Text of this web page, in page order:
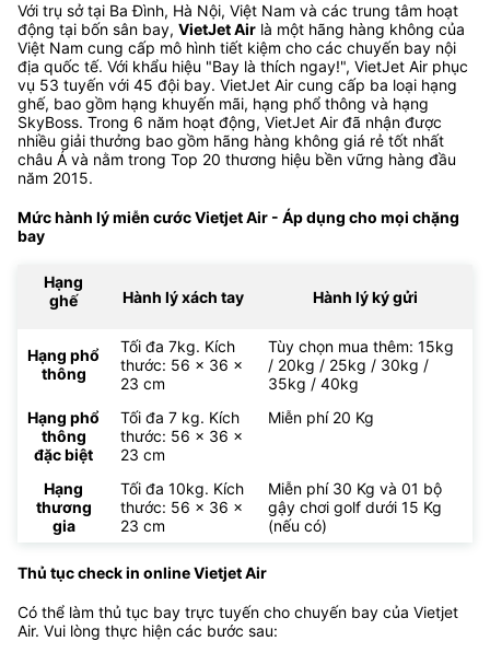
Với trụ sở tại Ba Đình, Hà Nội, Việt Nam và các trung tâm hoạt
động tại bốn sân bay, VietJet Air là một hãng hàng không của
Việt Nam cung cấp mô hình tiết kiệm cho các chuyến bay nội
địa quốc tế. Với khẩu hiệu "Bay là thích ngay!", VietJet Air phục
vụ 53 tuyến với 45 đội bay. VietJet Air cung cấp ba loại hạng
ghế, bao gồm hạng khuyến mãi, hạng phổ thông và hạng
SkyBoss. Trong 6 năm hoạt động, VietJet Air đã nhận được
nhiều giải thưởng bao gồm hãng hàng không giá rẻ tốt nhất
châu Á và nằm trong Top 20 thương hiệu bền vững hàng đầu
năm 2015.
Mức hành lý miễn cước Vietjet Air - Áp dụng cho mọi chặng
bay
Hạng
ghế
Hành lý xách tay Hành lý ký gửi
Hạng phổ
thông
Tối đa 7kg. Kích
thước: 56 x 36 x
23 cm
Tùy chọn mua thêm: 15kg
/ 20kg / 25kg / 30kg /
35kg / 40kg
Hạng phổ
thông
đặc biệt
Tối đa 7 kg. Kích
thước: 56 x 36 x
23 cm
Miễn phí 20 Kg
Hạng
thương
gia
Tối đa 10kg. Kích
thước: 56 x 36 x
23 cm
Miễn phí 30 Kg và 01 bộ
gậy chơi golf dưới 15 Kg
(nếu có)
Thủ tục check in online Vietjet Air
Có thể làm thủ tục bay trực tuyến cho chuyến bay của Vietjet
Air. Vui lòng thực hiện các bước sau: